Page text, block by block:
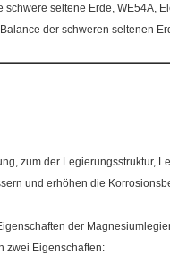
seltene Erde, WE54A,
der schweren seltenen
zum der Legierungsstruktur,
und erhöhen die
der
zwei Eigenschaften: